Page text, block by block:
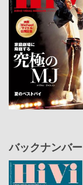
バックナンバー